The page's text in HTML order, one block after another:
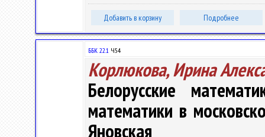
Добавить в корзину Подробнее
ББК 22.1 Ч54
Корлюкова, Ирина
Белорусские
математики в
Яновская